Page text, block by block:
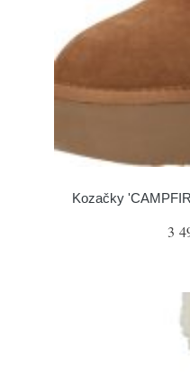
Kozačky
3